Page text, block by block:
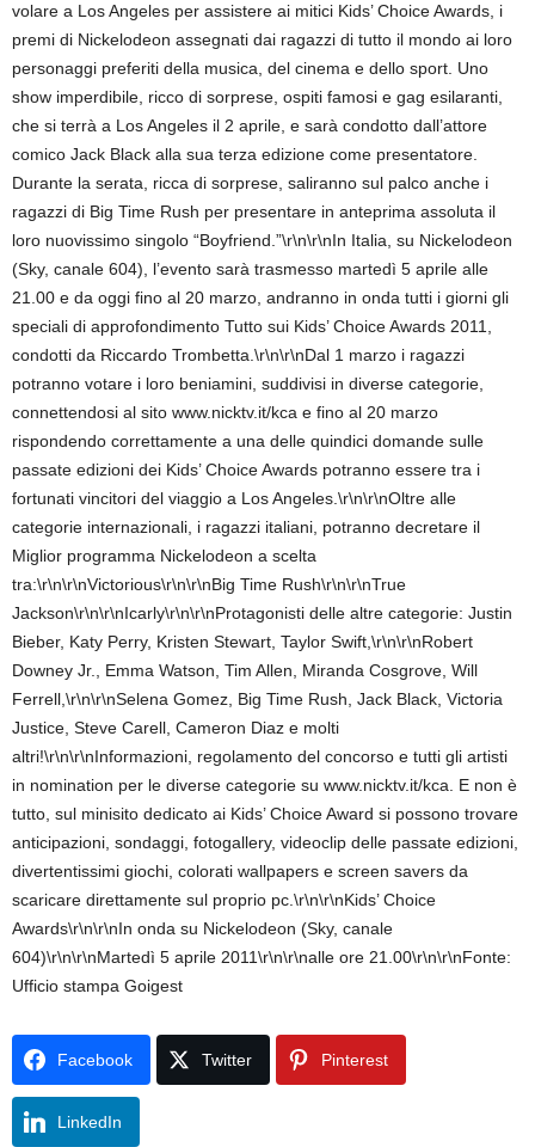
volare a Los Angeles per assistere ai mitici Kids’ Choice Awards, i
premi di Nickelodeon assegnati dai ragazzi di tutto il mondo ai loro
personaggi preferiti della musica, del cinema e dello sport. Uno
show imperdibile, ricco di sorprese, ospiti famosi e gag esilaranti,
che si terrà a Los Angeles il 2 aprile, e sarà condotto dall’attore
comico Jack Black alla sua terza edizione come presentatore.
Durante la serata, ricca di sorprese, saliranno sul palco anche i
ragazzi di Big Time Rush per presentare in anteprima assoluta il
loro nuovissimo singolo “Boyfriend.”\r\n\r\nIn Italia, su Nickelodeon
(Sky, canale 604), l’evento sarà trasmesso martedì 5 aprile alle
21.00 e da oggi fino al 20 marzo, andranno in onda tutti i giorni gli
speciali di approfondimento Tutto sui Kids’ Choice Awards 2011,
condotti da Riccardo Trombetta.\r\n\r\nDal 1 marzo i ragazzi
potranno votare i loro beniamini, suddivisi in diverse categorie,
connettendosi al sito www.nicktv.it/kca e fino al 20 marzo
rispondendo correttamente a una delle quindici domande sulle
passate edizioni dei Kids’ Choice Awards potranno essere tra i
fortunati vincitori del viaggio a Los Angeles.\r\n\r\nOltre alle
categorie internazionali, i ragazzi italiani, potranno decretare il
Miglior programma Nickelodeon a scelta
tra:\r\n\r\nVictorious\r\n\r\nBig Time Rush\r\n\r\nTrue
Jackson\r\n\r\nIcarly\r\n\r\nProtagonisti delle altre categorie: Justin
Bieber, Katy Perry, Kristen Stewart, Taylor Swift,\r\n\r\nRobert
Downey Jr., Emma Watson, Tim Allen, Miranda Cosgrove, Will
Ferrell,\r\n\r\nSelena Gomez, Big Time Rush, Jack Black, Victoria
Justice, Steve Carell, Cameron Diaz e molti
altri!\r\n\r\nInformazioni, regolamento del concorso e tutti gli artisti
in nomination per le diverse categorie su www.nicktv.it/kca. E non è
tutto, sul minisito dedicato ai Kids’ Choice Award si possono trovare
anticipazioni, sondaggi, fotogallery, videoclip delle passate edizioni,
divertentissimi giochi, colorati wallpapers e screen savers da
scaricare direttamente sul proprio pc.\r\n\r\nKids’ Choice
Awards\r\n\r\nIn onda su Nickelodeon (Sky, canale
604)\r\n\r\nMartedì 5 aprile 2011\r\n\r\nalle ore 21.00\r\n\r\nFonte:
Ufficio stampa Goigest
Facebook Twitter Pinterest
LinkedIn